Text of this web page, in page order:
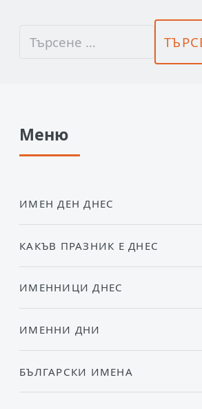
Меню
ИМЕН ДЕН ДНЕС
КАКЪВ ПРАЗНИК Е ДНЕС
ИМЕННИЦИ ДНЕС
ИМЕННИ ДНИ
БЪЛГАРСКИ ИМЕНА